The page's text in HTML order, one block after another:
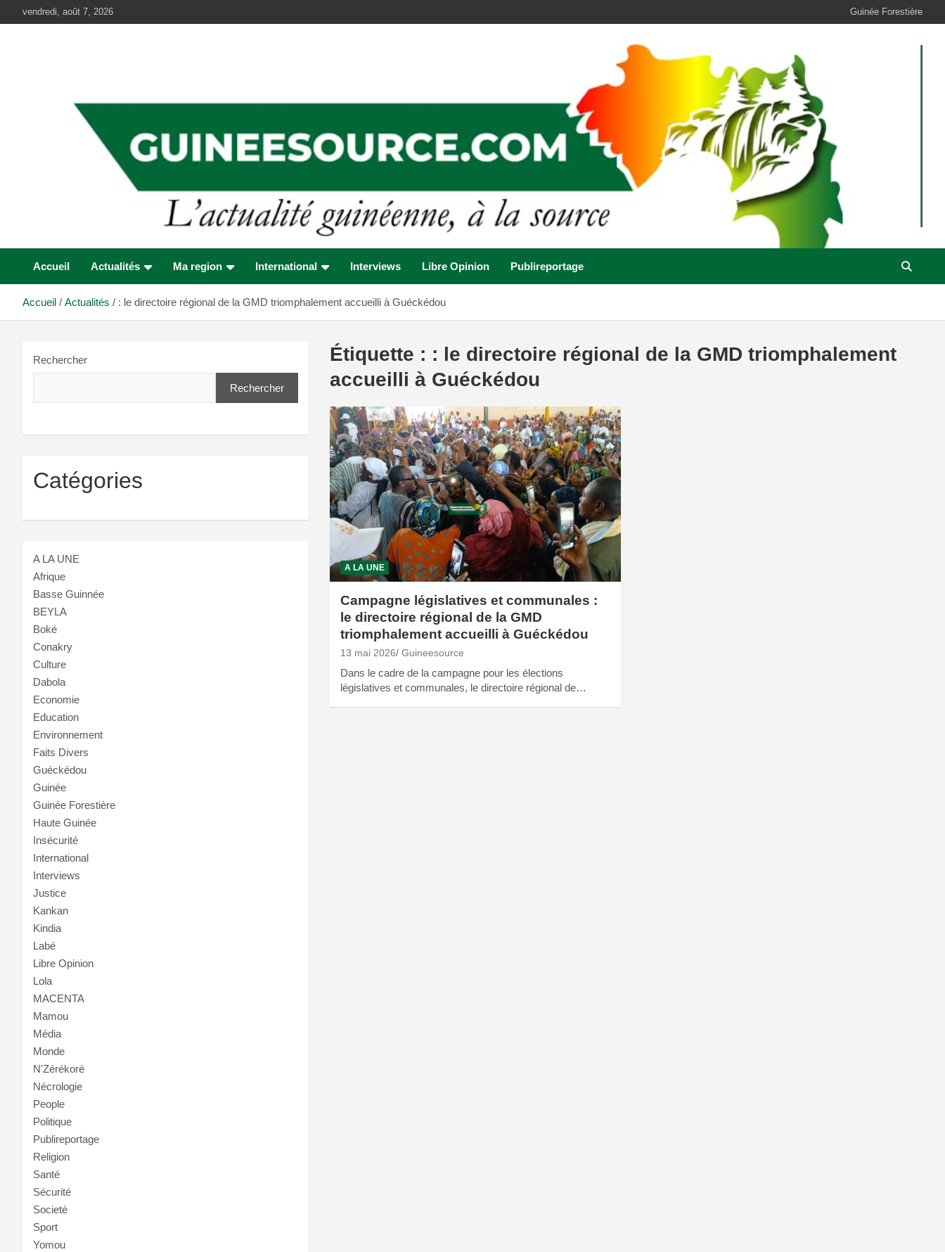
au
vendredi, août 7, 2026 Guinée Forestière
Accueil Actualités Ma region International Interviews Libre Opinion Publireportage
Accueil Actualités : le directoire régional de la GMD triomphalement accueilli à Guéckédou
Étiquette : : le directoire régional de la GMD triomphalement
accueilli à Guéckédou
A LA UNE
Campagne législatives et communales :
le directoire régional de la GMD
triomphalement accueilli à Guéckédou
13 mai 2026 Guineesource
Dans le cadre de la campagne pour les élections
législatives et communales, le directoire régional de…
Rechercher
Rechercher
Catégories
A LA UNE
Afrique
Basse Guinnée
BEYLA
Boké
Conakry
Culture
Dabola
Economie
Education
Environnement
Faits Divers
Guéckédou
Guinée
Guinée Forestière
Haute Guinée
Insécurité
International
Interviews
Justice
Kankan
Kindia
Labé
Libre Opinion
Lola
MACENTA
Mamou
Média
Monde
N'Zérékoré
Nécrologie
People
Politique
Publireportage
Religion
Santé
Sécurité
Societé
Sport
Yomou